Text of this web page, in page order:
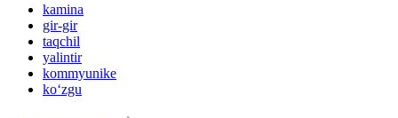
kamina
gir-gir
taqchil
yalintir
kommyunike
ko‘zgu